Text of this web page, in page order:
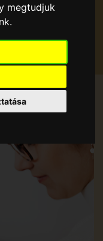
megtudjuk